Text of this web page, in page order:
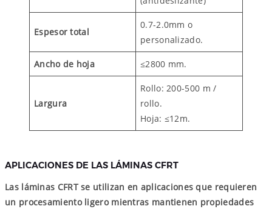
Espesor total
0.7-2.0mm o
personalizado.
Ancho de hoja ≤2800 mm.
Largura
Rollo: 200-500 m /
rollo.
Hoja: ≤12m.
APLICACIONES DE LAS LÁMINAS CFRT
Las láminas CFRT se utilizan en aplicaciones que requieren
un procesamiento ligero mientras mantienen propiedades